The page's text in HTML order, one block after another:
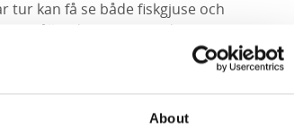
About
tur kan få se både fiskgjuse och
även när det
bara ligger några hundra meter
rev är en fantastisk